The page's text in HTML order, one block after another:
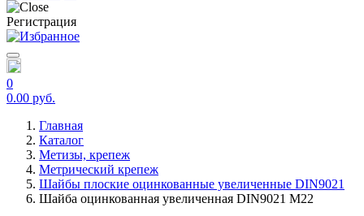
Регистрация
0
0.00 руб.
Главная
Каталог
Метизы, крепеж
Метрический крепеж
Шайбы плоские оцинкованные увеличенные DIN9021
Шайба оцинкованная увеличенная DIN9021 М22